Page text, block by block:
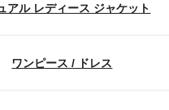
アル レディース ジャケット
ワンピース / ドレス